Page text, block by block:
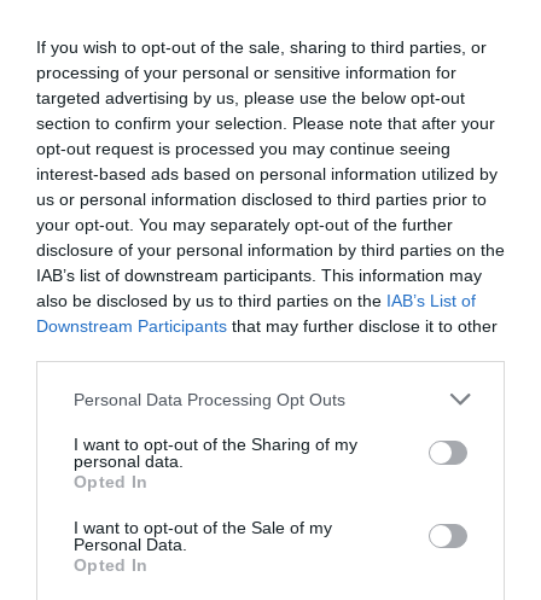
If you wish to opt-out of the sale, sharing to third parties, or
processing of your personal or sensitive information for
targeted advertising by us, please use the below opt-out
section to confirm your selection. Please note that after your
opt-out request is processed you may continue seeing
interest-based ads based on personal information utilized by
us or personal information disclosed to third parties prior to
your opt-out. You may separately opt-out of the further
disclosure of your personal information by third parties on the
IAB’s list of downstream participants. This information may
also be disclosed by us to third parties on the IAB’s List of
Downstream Participants that may further disclose it to other
Please note that this website/app uses one or more Google
not limited to your visit or usage behaviour. You may click to
grant or deny consent to Google and its third-party tags to
use your data for below specified purposes in below Google
consent section.
Personal Data Processing Opt Outs
I want to opt-out of the Sharing of my
personal data.
Opted In
I want to opt-out of the Sale of my
Personal Data.
Opted In
Probléma jelentése Te vagy a tulajdonos?